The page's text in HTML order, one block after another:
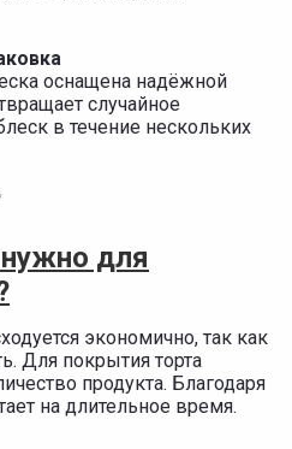
оснащена надёжной
случайное
в течение нескольких
для
экономично, так как
Для покрытия торта
продукта. Благодаря
на длительное время.